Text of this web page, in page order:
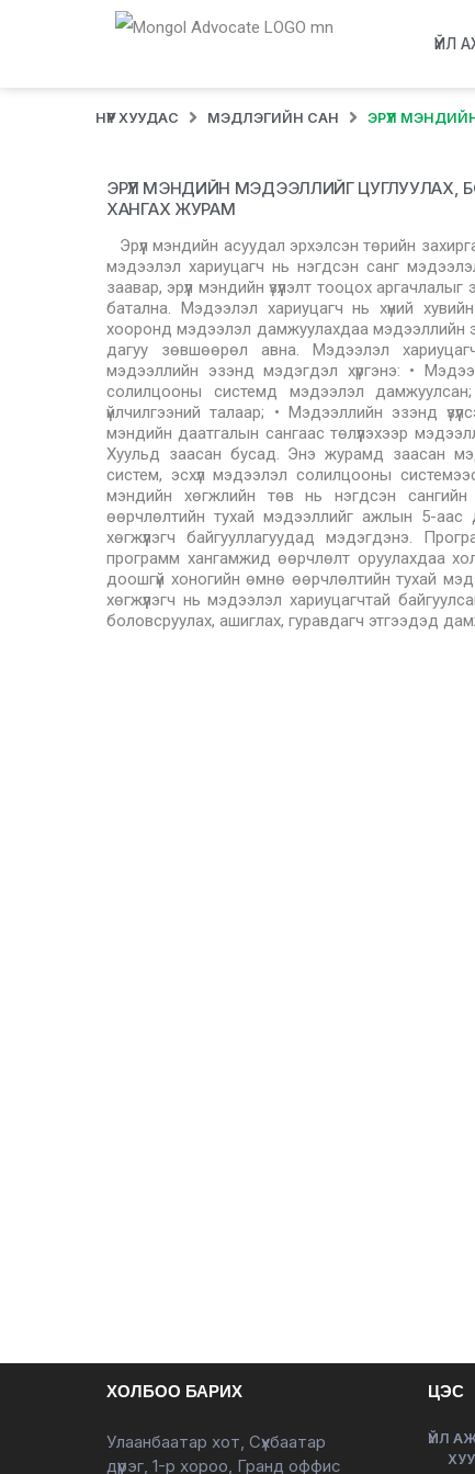
ҮЙЛ
НҮҮР ХУУДАС МЭДЛЭГИЙН САН ЭРҮҮЛ
ЭРҮҮЛ МЭНДИЙН МЭДЭЭЛЛИЙГ ЦУГЛУУЛАХ,
ХАНГАХ ЖУРАМ
Эрүүл мэндийн асуудал эрхэлсэн төрийн
мэдээлэл хариуцагч нь нэгдсэн санг
заавар, эрүүл мэндийн үзүүлэлт тооцох
батална. Мэдээлэл хариуцагч нь хүний
хооронд мэдээлэл дамжуулахдаа мэдээллийн
дагуу зөвшөөрөл авна. Мэдээлэл
мэдээллийн эзэнд мэдэгдэл хүргэнэ: •
солилцооны системд мэдээлэл дамжуулсан;
үйлчилгээний талаар; • Мэдээллийн эзэнд
мэндийн даатгалын сангаас төлүүлэхээр
Хуульд заасан бусад. Энэ журамд заасан
систем, эсхүл мэдээлэл солилцооны
мэндийн хөгжлийн төв нь нэгдсэн
өөрчлөлтийн тухай мэдээллийг ажлын 5-аас
хөгжүүлэгч байгууллагуудад мэдэгдэнэ.
программ хангамжид өөрчлөлт оруулахдаа
доошгүй хоногийн өмнө өөрчлөлтийн тухай
хөгжүүлэгч нь мэдээлэл хариуцагчтай
боловсруулах, ашиглах, гуравдагч этгээдэд
ХОЛБОО БАРИХ
Улаанбаатар хот, Сүхбаатар
дүүрэг, 1-р хороо, Гранд оффис
ЦЭС
ҮЙЛ